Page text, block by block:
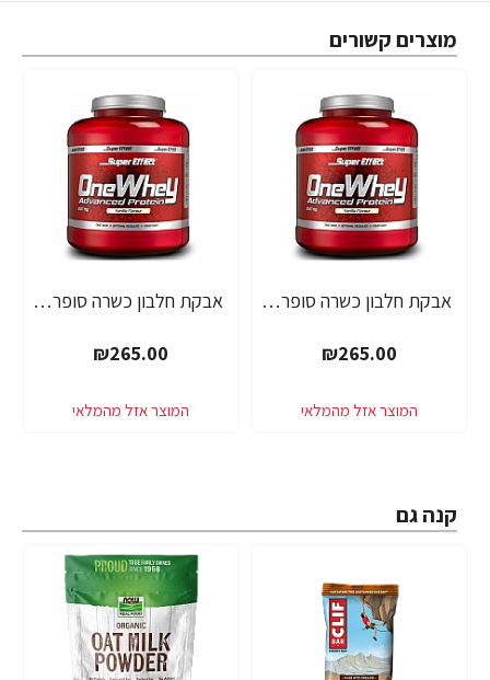
מוצרים קשורים
אבקת חלבון כשרה סופר אפקט - טעם אלפחורס - SUPER EFFECT ONE WHEY - משקל 2.27 ק"ג - מבית SUPER EFFECT
₪265.00
אבקת חלבון כשרה סופר אפקט - טעם עוגת תות - SUPER EFFECT ONE WHEY - משקל 2.27 ק"ג - מבית SUPER EFFECT
₪265.00
קנה גם